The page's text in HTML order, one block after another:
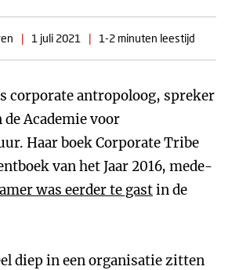
| 1 juli 2021 | 1-2 minuten leestijd
corporate antropoloog, spreker
Academie voor
Haar boek Corporate Tribe
van het Jaar 2016, mede-
was eerder te gastin de
diep in een organisatie zitten